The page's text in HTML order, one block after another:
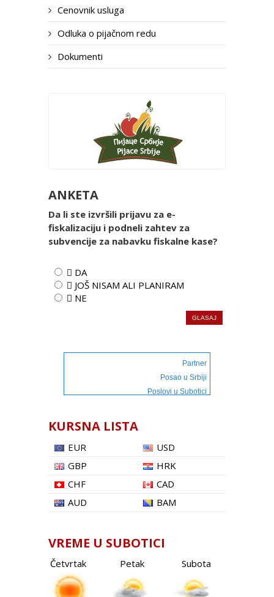
Cenovnik usluga
Odluka o pijačnom redu
Dokumenti
ANKETA
Da li ste izvršili prijavu za e-
fiskalizaciju i podneli zahtev za
subvencije za nabavku fiskalne kase?
 DA
 JOŠ NISAM ALI PLANIRAM
 NE
Partner
Posao u Srbiji
Poslovi u Subotici
KURSNA LISTA
EUR
USD
GBP
HRK
CHF
CAD
AUD
BAM
VREME U SUBOTICI
Četvrtak Petak Subota